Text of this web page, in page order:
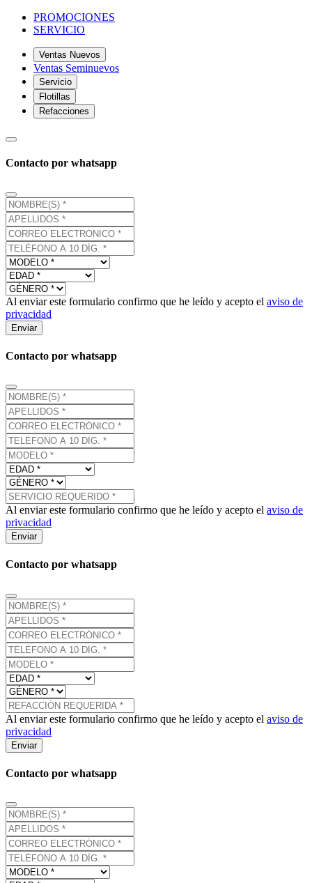
PROMOCIONES
SERVICIO
Ventas Nuevos
Ventas Seminuevos
Servicio
Flotillas
Refacciones
Contacto por whatsapp
Al enviar este formulario confirmo que he leído y acepto el aviso de
privacidad
Enviar
Contacto por whatsapp
Al enviar este formulario confirmo que he leído y acepto el aviso de
privacidad
Enviar
Contacto por whatsapp
Al enviar este formulario confirmo que he leído y acepto el aviso de
privacidad
Enviar
Contacto por whatsapp